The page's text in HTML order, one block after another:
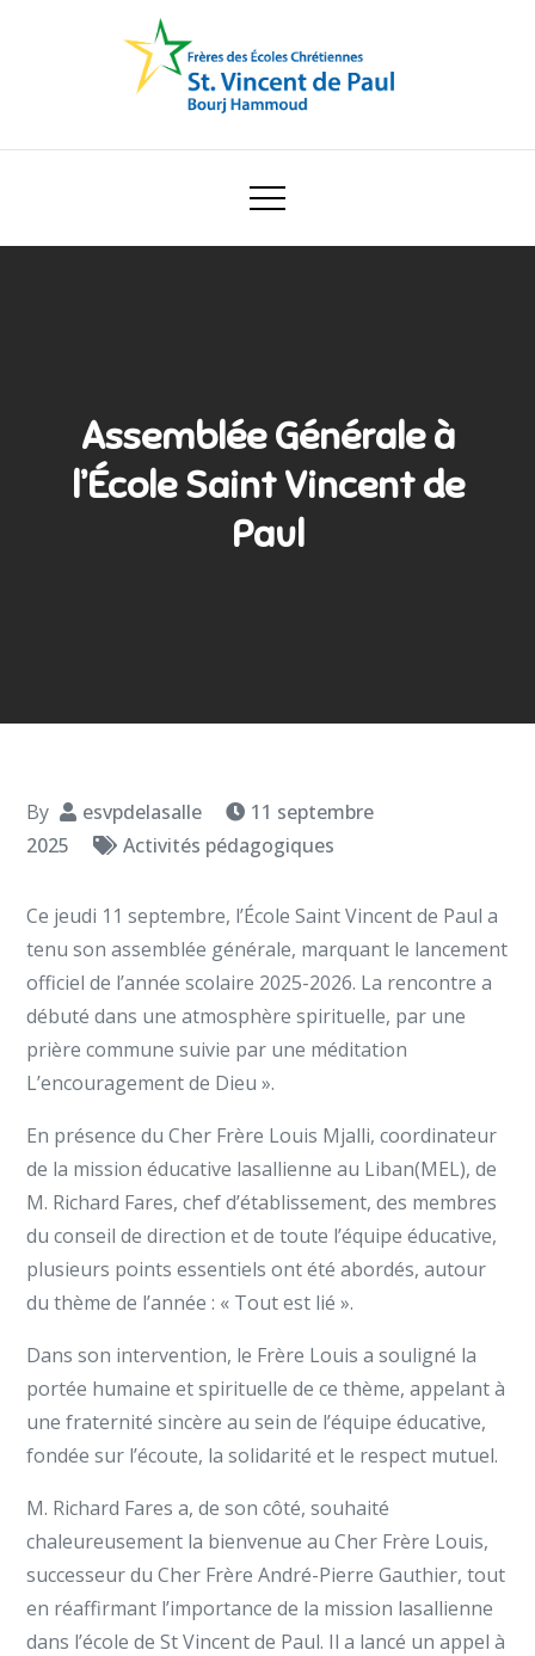
Ecole Saint Vincent de Paul
Assemblée Générale à
l’École Saint Vincent de
Paul
By esvpdelasalle
11 septembre
2025
Activités pédagogiques
Ce jeudi 11 septembre, l’École Saint Vincent de Paul a
tenu son assemblée générale, marquant le lancement
officiel de l’année scolaire 2025-2026. La rencontre a
débuté dans une atmosphère spirituelle, par une
prière commune suivie par une méditation
L’encouragement de Dieu ».
En présence du Cher Frère Louis Mjalli, coordinateur
de la mission éducative lasallienne au Liban(MEL), de
M. Richard Fares, chef d’établissement, des membres
du conseil de direction et de toute l’équipe éducative,
plusieurs points essentiels ont été abordés, autour
du thème de l’année : « Tout est lié ».
Dans son intervention, le Frère Louis a souligné la
portée humaine et spirituelle de ce thème, appelant à
une fraternité sincère au sein de l’équipe éducative,
fondée sur l’écoute, la solidarité et le respect mutuel.
M. Richard Fares a, de son côté, souhaité
chaleureusement la bienvenue au Cher Frère Louis,
successeur du Cher Frère André-Pierre Gauthier, tout
en réaffirmant l’importance de la mission lasallienne
dans l’école de St Vincent de Paul. Il a lancé un appel à